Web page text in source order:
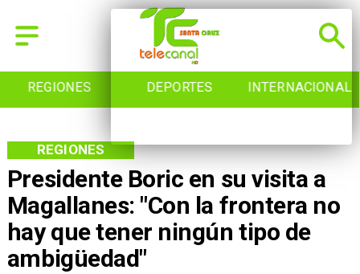
REGIONES DEPORTES INTERNACIONAL
Presidente Boric en su visita a
Magallanes: "Con la frontera no
hay que tener ningún tipo de
ambigüedad"
REGIONES